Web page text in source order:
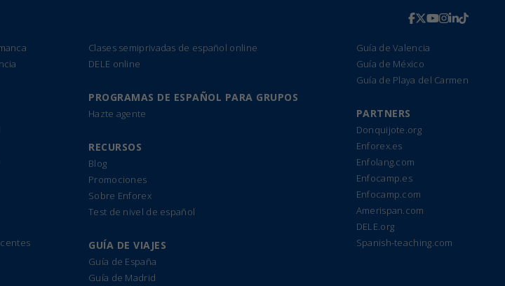
Clases semiprivadas de español online
DELE online
PROGRAMAS DE ESPAÑOL PARA GRUPOS
Hazte agente
RECURSOS
Blog
Promociones
Sobre Enforex
Test de nivel de español
GUÍA DE VIAJES
Guía de España
Guía de Madrid
Guía de Valencia
Guía de México
Guía de Playa del Carmen
PARTNERS
Donquijote.org
Enforex.es
Enfolang.com
Enfocamp.es
Enfocamp.com
Amerispan.com
DELE.org
Spanish-teaching.com